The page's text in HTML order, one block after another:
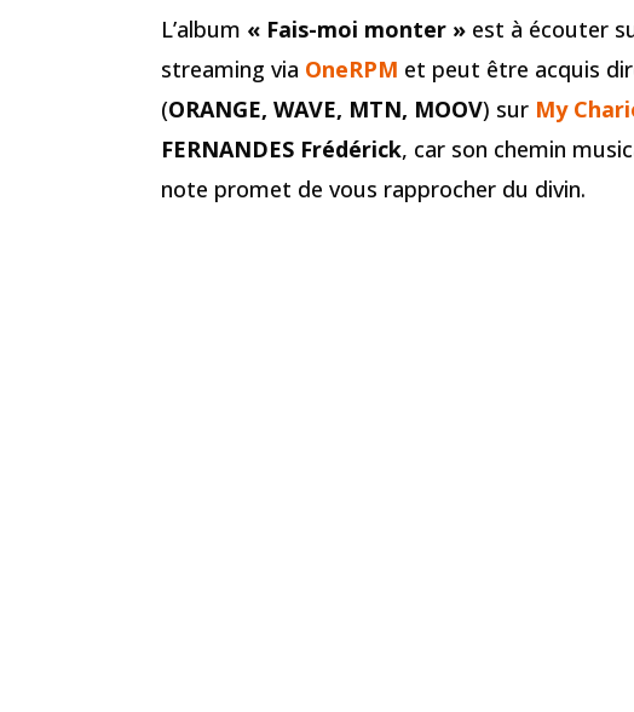
L’album « Fais-moi monter » est à écouter
streaming via OneRPM et peut être acquis
(ORANGE, WAVE, MTN, MOOV) sur My
FERNANDES Frédérick, car son chemin
note promet de vous rapprocher du divin.